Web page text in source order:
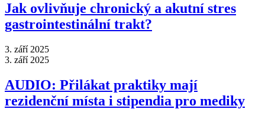
Jak ovlivňuje chronický a akutní stres
gastrointestinální trakt?
3. září 2025
3. září 2025
AUDIO: Přilákat praktiky mají
rezidenční místa i stipendia pro mediky